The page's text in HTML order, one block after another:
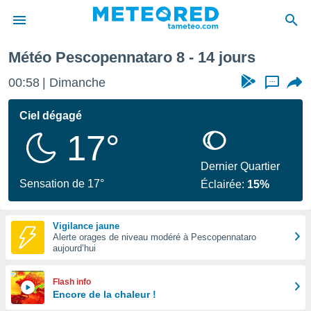
de
Météo Pescopennataro 8 - 14 jours
00:58 Dimanche ...
Ciel dégagé
17°
Sensation de 17°
Dernier Quartier
Éclairée: 15%
Vigilance jaune
Alerte orages de niveau modéré à Pescopennataro
aujourd’hui
Flash info
Encore de la chaleur !